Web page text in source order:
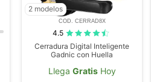
2 modelos
COD. CERRAD8X
4.5
Cerradura Digital Inteligente
Gadnic con Huella
Llega GratisHoy